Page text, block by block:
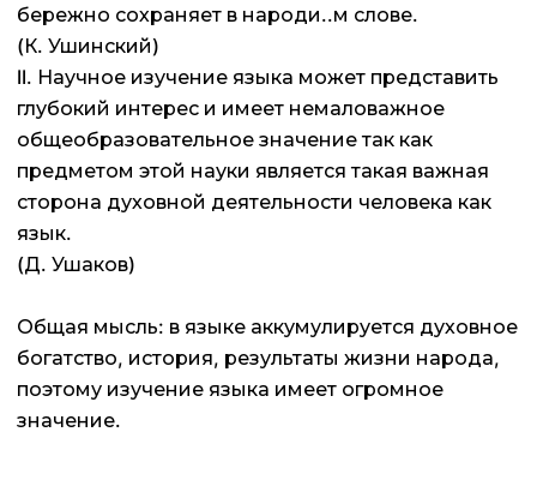
бережно сохраняет в народи..м слове.
(К. Ушинский)
II. Научное изучение языка может представить
глубокий интерес и имеет немаловажное
общеобразовательное значение так как
предметом этой науки является такая важная
сторона духовной деятельности человека как
язык.
(Д. Ушаков)
Общая мысль: в языке аккумулируется духовное
богатство, история, результаты жизни народа,
поэтому изучение языка имеет огромное
значение.